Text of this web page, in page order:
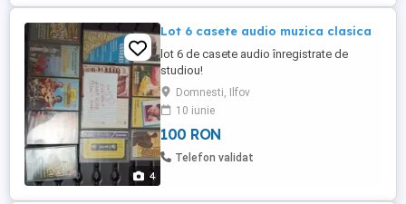
4
Lot 6 casete audio muzica clasica
lot 6 de casete audio înregistrate de
studiou!
Domnesti, Ilfov
10 iunie
100 RON
Telefon validat